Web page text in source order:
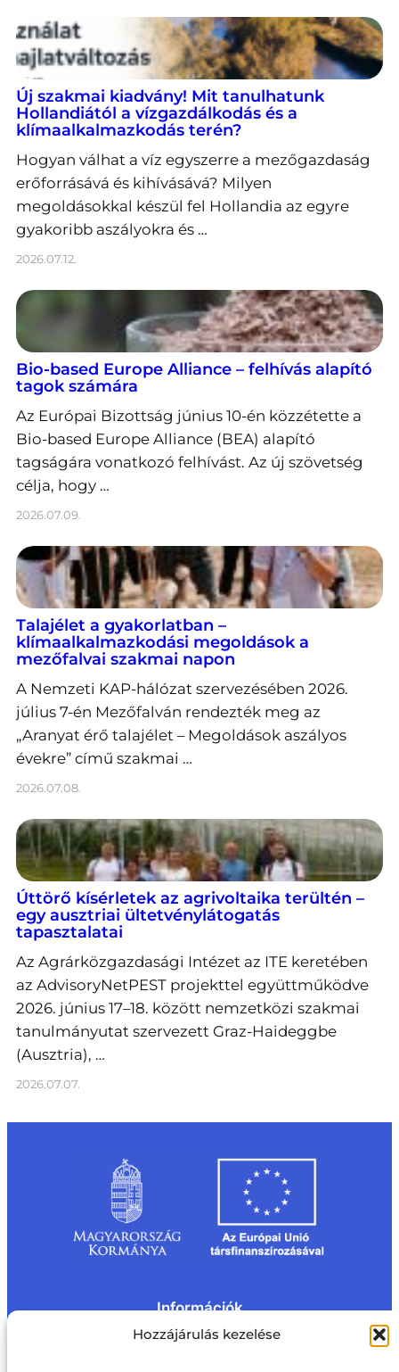
Hozzájárulás kezelése
Új szakmai kiadvány! Mit tanulhatunk
Hollandiától a vízgazdálkodás és a
klímaalkalmazkodás terén?
Hogyan válhat a víz egyszerre a mezőgazdaság
erőforrásává és kihívásává? Milyen
megoldásokkal készül fel Hollandia az egyre
gyakoribb aszályokra és …
2026.07.12.
Bio-based Europe Alliance – felhívás alapító
tagok számára
Az Európai Bizottság június 10-én közzétette a
Bio-based Europe Alliance (BEA) alapító
tagságára vonatkozó felhívást. Az új szövetség
célja, hogy …
2026.07.09.
Talajélet a gyakorlatban –
klímaalkalmazkodási megoldások a
mezőfalvai szakmai napon
A Nemzeti KAP-hálózat szervezésében 2026.
július 7-én Mezőfalván rendezték meg az
„Aranyat érő talajélet – Megoldások aszályos
évekre” című szakmai …
2026.07.08.
Úttörő kísérletek az agrivoltaika terültén –
egy ausztriai ültetvénylátogatás
tapasztalatai
Az Agrárközgazdasági Intézet az ITE keretében
az AdvisoryNetPEST projekttel együttműködve
2026. június 17–18. között nemzetközi szakmai
tanulmányutat szervezett Graz-Haideggbe
(Ausztria), …
2026.07.07.
Információk
Impresszum
Rólunk
Oldaltérkép